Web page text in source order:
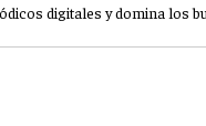
digitales y domina los